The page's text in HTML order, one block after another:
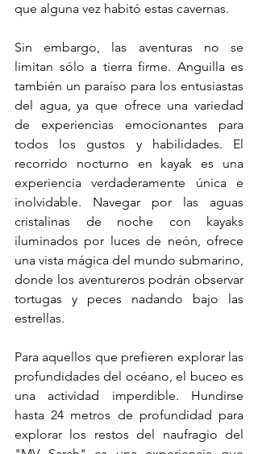
que alguna vez habitó estas cavernas.
Sin embargo, las aventuras no se
limitan sólo a tierra firme. Anguilla es
también un paraíso para los entusiastas
del agua, ya que ofrece una variedad
de experiencias emocionantes para
todos los gustos y habilidades. El
recorrido nocturno en kayak es una
experiencia verdaderamente única e
inolvidable. Navegar por las aguas
cristalinas de noche con kayaks
iluminados por luces de neón, ofrece
una vista mágica del mundo submarino,
donde los aventureros podrán observar
tortugas y peces nadando bajo las
estrellas.
Para aquellos que prefieren explorar las
profundidades del océano, el buceo es
una actividad imperdible. Hundirse
hasta 24 metros de profundidad para
explorar los restos del naufragio del